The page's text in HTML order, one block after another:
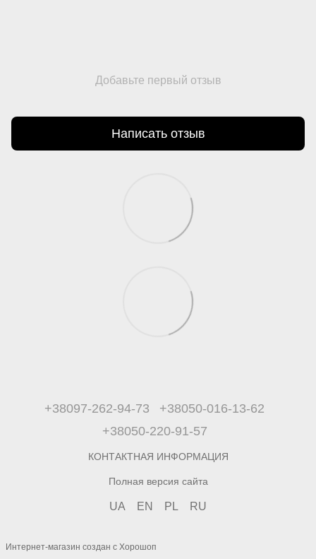
Добавьте первый отзыв
Написать отзыв
+38097-262-94-73
+38050-016-13-62
+38050-220-91-57
КОНТАКТНАЯ ИНФОРМАЦИЯ
Полная версия сайта
UA EN PL RU
Интернет-магазин создан с Хорошоп